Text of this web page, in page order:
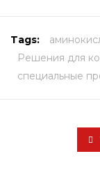
Tags:
Решения для
специальные